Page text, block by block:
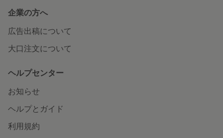
企業の方へ
広告出稿について
大口注文について
ヘルプセンター
お知らせ
ヘルプとガイド
利用規約